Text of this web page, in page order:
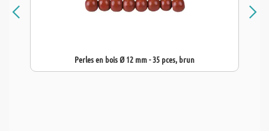
Perles en bois Ø 12 mm - 35 pces, brun